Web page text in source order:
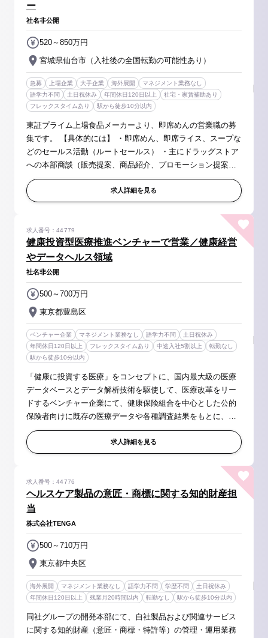
ー
社名非公開
宮城県仙台市（入社後の全国転勤の可能性あり）
520～850万円
急募 上場企業 大手企業 海外展開
マネジメント業務なし
語学力不問
土日祝休み 年間休日120日以上
社宅・家賃補助あり
フレックスタイムあり
駅から徒歩10分以内
東証プライム上場食品メーカーより、即席めんの営業職の募
集です。 【具体的には】 ・即席めん、即席ライス、スープな
どのセールス活動（ルートセールス） ・主にドラッグストア
への本部商談（販売提案、商品紹介、プロモーション提案な
ど） ・小売店舗での商品展開商談や販売プロモーション活
求人詳細を見る
健康投資型医療推進ベンチャーで営業／健康経営
やデータヘルス領域
求人番号：44779
社名非公開
東京都豊島区
500～700万円
ベンチャー企業 マネジメント業務なし 語学力不問
土日祝休み
年間休日120日以上
フレックスタイムあり 中途入社5割以上
転勤なし
駅から徒歩10分以内
「健康に投資する医療」をコンセプトに、国内最大級の医療
データベースとデータ解析技術を駆使して、医療改革をリー
ドするベンチャー企業にて、健康保険組合を中心とした公的
保険者向けに既存の医療データや各種調査結果をもとに、顧
客と対話しながら課題を整理し、解決に向けた施策の提案及
びプロジェクト推進を行いま...求人詳細を見る
ヘルスケア製品の意匠・商標に関する知的財産担
当
求人番号：44776
株式会社TENGA
東京都中央区
500～710万円
海外展開 マネジメント業務なし 語学力不問 学歴不問
土日祝休み
年間休日120日以上
残業月20時間以内 転勤なし 駅から徒歩10分以内
同社グループの開発本部にて、自社製品および関連サービス
に関する知的財産（意匠・商標・特許等）の管理・運用業務